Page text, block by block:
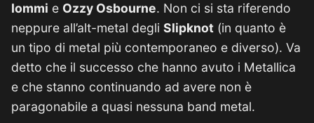
Iommi e Ozzy Osbourne. Non ci si sta riferendo
neppure all’alt-metal degli Slipknot (in quanto è
un tipo di metal più contemporaneo e diverso). Va
detto che il successo che hanno avuto i Metallica
e che stanno continuando ad avere non è
paragonabile a quasi nessuna band metal.